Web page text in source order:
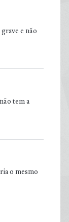
e não
tem a
o mesmo